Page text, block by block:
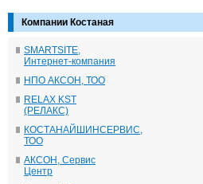
Компании Костаная
SMARTSITE,
Интернет-компания
НПО АКСОН, ТОО
RELAX KST
(РЕЛАКС)
КОСТАНАЙШИНСЕРВИС,
ТОО
АКСОН, Сервис
Центр